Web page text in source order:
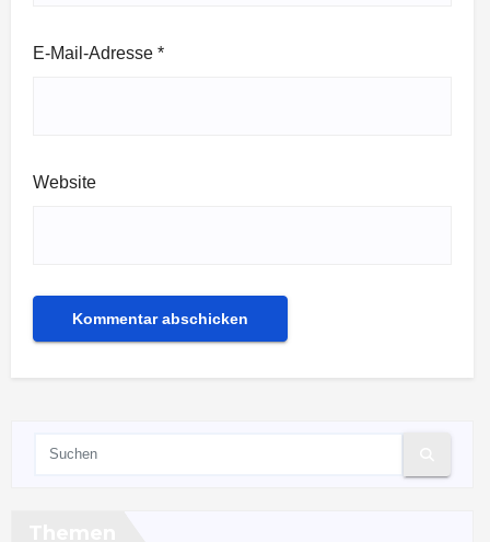
E-Mail-Adresse *
Website